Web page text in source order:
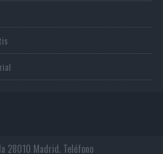
28010 Madrid. Teléfono